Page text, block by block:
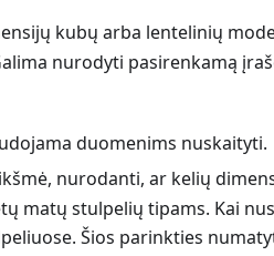
kubų arba lentelinių
nurodyti pasirenkamą
duomenims nuskaityti.
nurodanti, ar kelių
matų stulpelių tipams. Kai
Šios parinkties